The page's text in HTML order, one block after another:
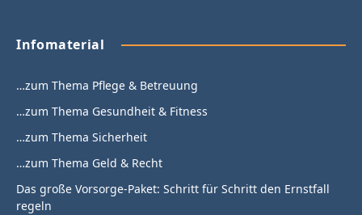
Infomaterial
…zum Thema Pflege & Betreuung
…zum Thema Gesundheit & Fitness
…zum Thema Sicherheit
…zum Thema Geld & Recht
Das große Vorsorge-Paket: Schritt für Schritt den Ernstfall
regeln